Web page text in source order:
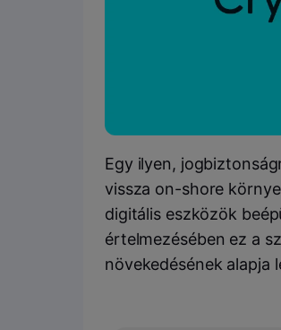
Egy ilyen,
vissza on-shore
digitális eszközök
értelmezésében ez a
növekedésének alapja